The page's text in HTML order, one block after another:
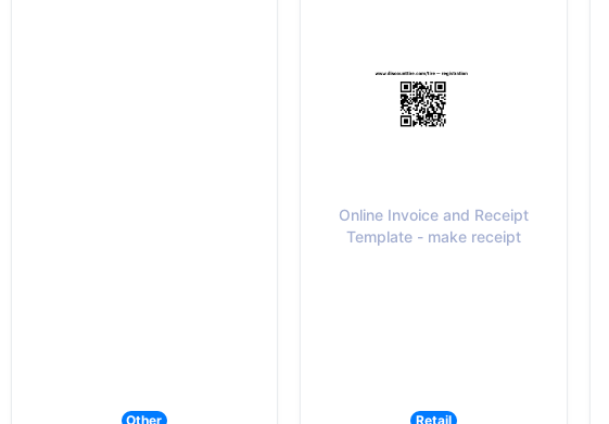
Other
Online Invoice and Receipt
Template - make receipt
Retail